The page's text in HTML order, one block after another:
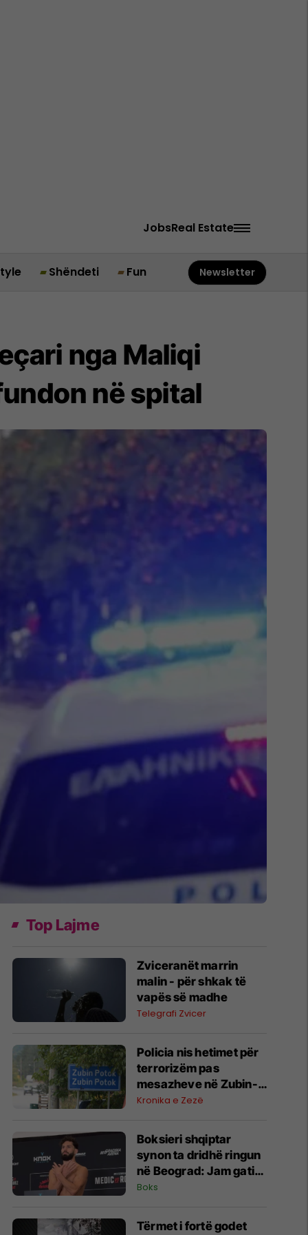
JobsReal Estate
Shëndeti Fun Newsletter
nga Maliqi
në spital
Top Lajme
Zviceranët marrin
malin - për shkak të
vapës së madhe
Telegrafi Zvicer
Policia nis hetimet për
terrorizëm pas
mesazheve në Zubin-
Potok
Kronika e Zezë
Boksieri shqiptar
synon ta dridhë ringun
në Beograd: Jam gati,
Zoti e bekoftë
Boks
Tërmet i fortë godet